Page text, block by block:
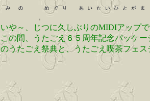
いや～、じつに久しぶりのMIDIアップ
この間、うたごえ６５周年記念パッケ
のうたごえ祭典と、うたごえ喫茶フェ